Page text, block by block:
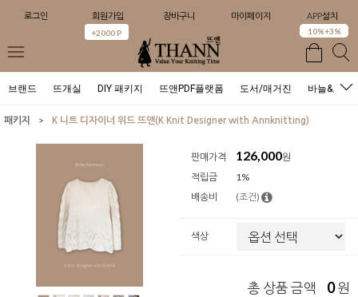
로그인 회원가입
+2000 P
장바구니 마이페이지 APP설치
10%+3%
브랜드 뜨개실 DIY 패키지 뜨앤PDF플랫폼 도서/매거진 바늘&도구
패키지 > K 니트 디자이너 위드 뜨앤(K Knit Designer with Annknitting)
판매가격 126,000원
적립금
1%
배송비
(조건)
색상
총 상품 금액 0원